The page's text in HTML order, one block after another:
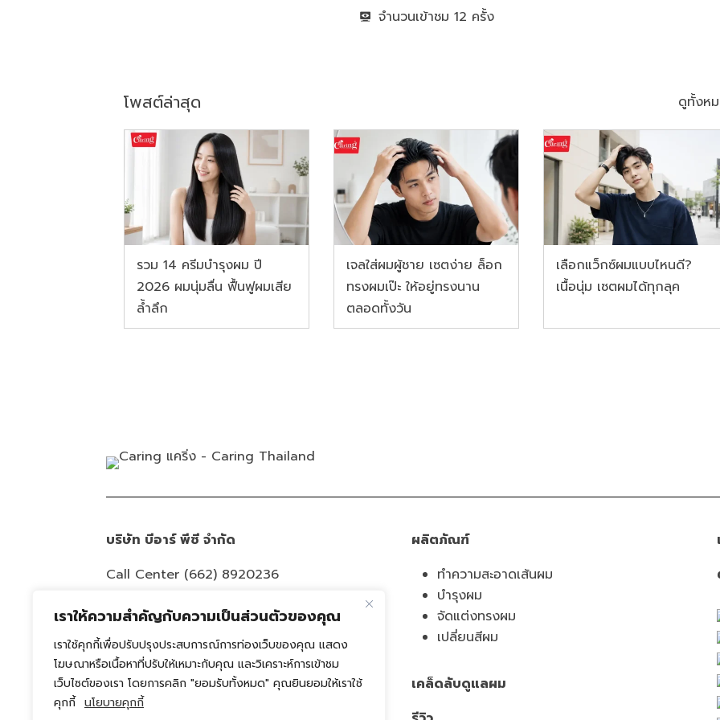
เราให้ความสำคัญกับความเป็นส่วนตัวของคุณ
เราใช้คุกกี้เพื่อปรับปรุงประสบการณ์การท่องเว็บของคุณ แสดง
โฆษณาหรือเนื้อหาที่ปรับให้เหมาะกับคุณ และวิเคราะห์การเข้าชม
เว็บไซต์ของเรา โดยการคลิก "ยอมรับทั้งหมด" คุณยินยอมให้เราใช้
คุกกี้ นโยบายคุกกี้
จำนวนเข้าชม 12
โพสต์ล่าสุด ดูทั้งห
รวม 14 ครีมบำรุงผม ปี
2026 ผมนุ่มลื่น ฟื้นฟูผมเสีย
ล้ำลึก
เจลใส่ผมผู้ชาย เซตง่าย ล็อก
ทรงผมเป๊ะ ให้อยู่ทรงนาน
ตลอดทั้งวัน
เลือกแว็กซ์ผมแบบไหนดี?
เนื้อนุ่ม เซตผมได้ทุกลุค
บริษัท บีอาร์ พีซี จำกัด
Call Center (662) 8920236
Email :info@caring-official.com
Copyright 2026 All Rights Reserved. By
caring
นโยบายความเป็นส่วนตัว
ผลิตภัณฑ์
ทำความสะอาดเส้นผม
บำรุงผม
จัดแต่งทรงผม
เปลี่ยนสีผม
เคล็ดลับดูแลผม